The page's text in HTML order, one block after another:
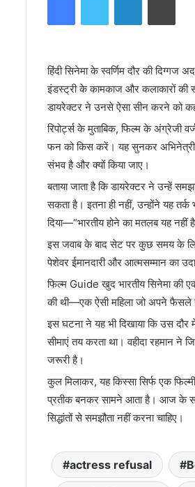
हिंदी सिनेमा के स्वर्णिम दौर की दिग्गज
इंडस्ट्री के कामकाज और कलाकारों
डायरेक्टर ने उनसे ऐसा सीन करने को
रिपोर्ट्स के मुताबिक, फिल्म के अंग्रेजी
फन को किस करें। यह सुनकर अभिनेत्री
संभव है और क्यों किया जाए।
बताया जाता है कि डायरेक्टर ने उन्हें
सकता है। इतना ही नहीं, उन्होंने यह
दिया—“भारतीय होने का मतलब यह
इस जवाब के बाद सेट पर कुछ समय के
पेशेवर ईमानदारी और आत्मसम्मान का
फिल्म Guide खुद भारतीय सिनेमा की
की थी—एक ऐसी महिला जो अपने फैसले
इस घटना ने यह भी दिखाया कि उस
सीमाएं तय करता था। वहीदा रहमान
जरूरी है।
कुल मिलाकर, यह किस्सा सिर्फ एक
प्रतीक बनकर सामने आता है। आज के
सिद्धांतों से समझौता नहीं करना चाहिए।
actress refusal